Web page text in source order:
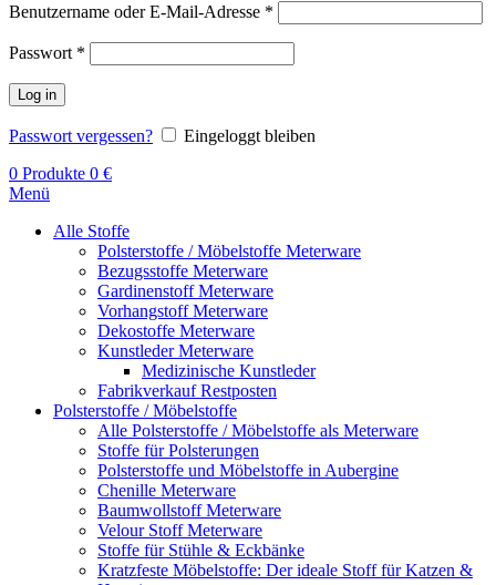
Benutzername oder E-Mail-Adresse *
Passwort *
Log in
Passwort vergessen?
Eingeloggt bleiben
0 Produkte 0 €
Menü
Alle Stoffe
Polsterstoffe / Möbelstoffe Meterware
Bezugsstoffe Meterware
Gardinenstoff Meterware
Vorhangstoff Meterware
Dekostoffe Meterware
Kunstleder Meterware
Medizinische Kunstleder
Fabrikverkauf Restposten
Polsterstoffe / Möbelstoffe
Alle Polsterstoffe / Möbelstoffe als Meterware
Stoffe für Polsterungen
Polsterstoffe und Möbelstoffe in Aubergine
Chenille Meterware
Baumwollstoff Meterware
Velour Stoff Meterware
Stoffe für Stühle & Eckbänke
Kratzfeste Möbelstoffe: Der ideale Stoff für Katzen &